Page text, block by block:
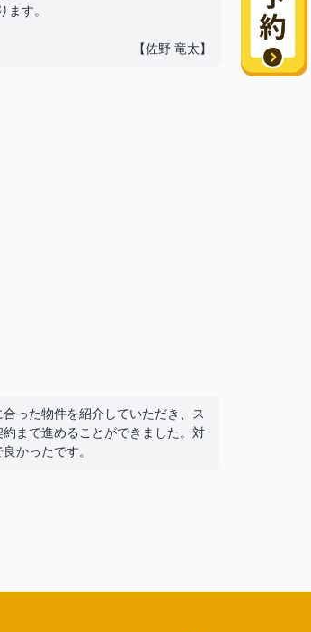
す。
【佐野 竜太】
った物件を紹介していただき、ス
約まで進めることができました。対
かったです。